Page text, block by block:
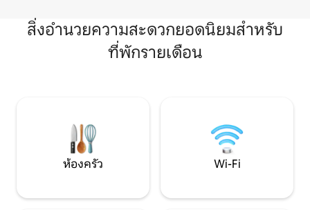
สิ่งอำนวยความสะดวกยอดนิยมสำหรับ
ที่พักรายเดือน
ห้องครัว Wi-Fi